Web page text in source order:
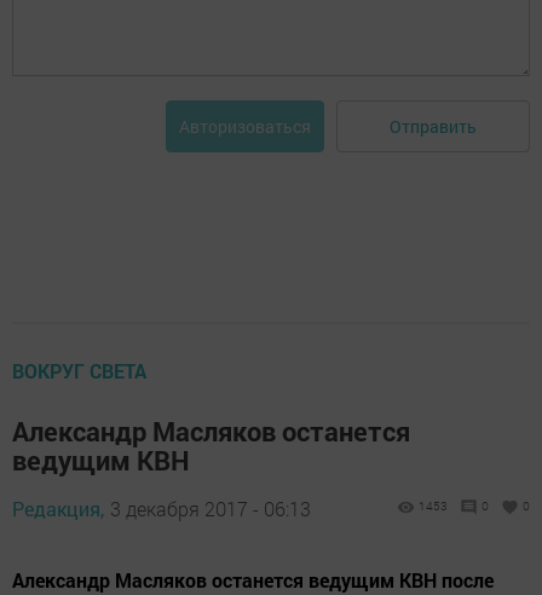
Авторизоваться Отправить
ВОКРУГ СВЕТА
Александр Масляков останется
ведущим КВН
Редакция, 3 декабря 2017 - 06:13 1453 0 0
Александр Масляков останется ведущим КВН после